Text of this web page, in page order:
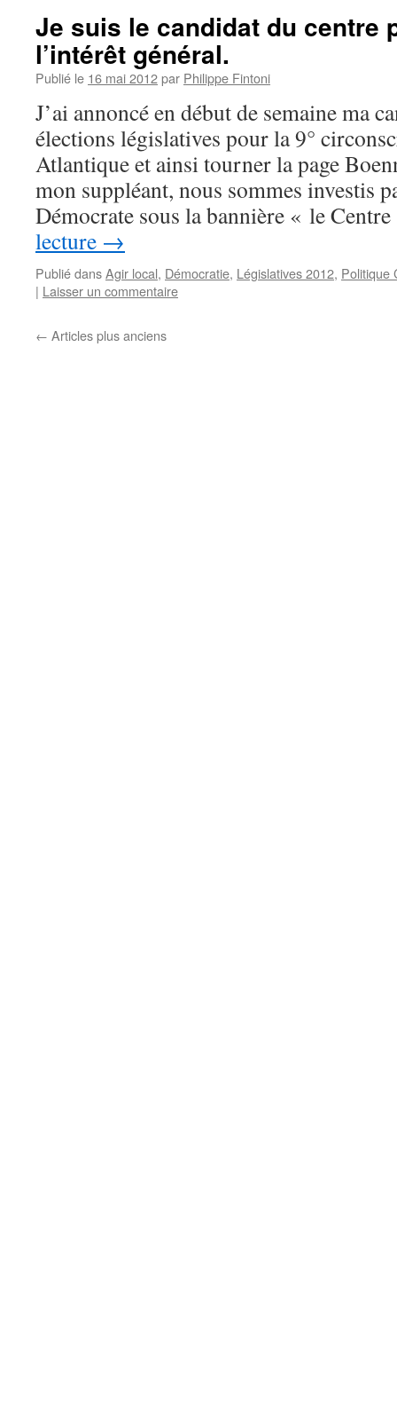
Je suis le candidat du centre
l’intérêt général.
Publié le 16 mai 2012par Philippe Fintoni
J’ai annoncé en début de semaine ma
élections législatives pour la 9°
Atlantique et ainsi tourner la page
mon suppléant, nous sommes investis
Démocrate sous la bannière « le
lecture →
Publié dansAgir local, Démocratie, Législatives 2012, Politique
| Laisser un commentaire
← Articles plus anciens